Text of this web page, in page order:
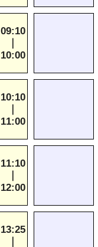
09:10
10:00
10:10
11:00
11:10
12:00
13:25